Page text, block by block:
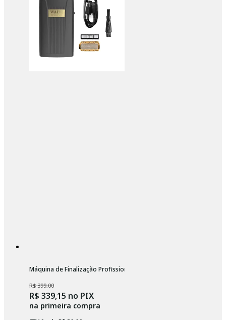
Máquina de Finalização Profissional Sem Fio Wahl Micro Power
R$ 399,00
R$ 339,15 no PIX
na primeira compra